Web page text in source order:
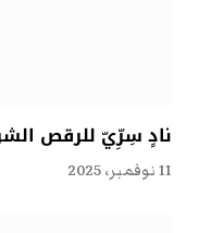
نادٍ سِرِّيّ للرقص
11 نوفمبر، 2025